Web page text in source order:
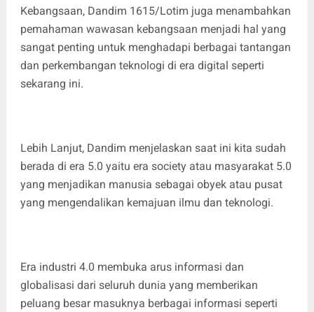
Kebangsaan, Dandim 1615/Lotim juga menambahkan
pemahaman wawasan kebangsaan menjadi hal yang
sangat penting untuk menghadapi berbagai tantangan
dan perkembangan teknologi di era digital seperti
sekarang ini.
Lebih Lanjut, Dandim menjelaskan saat ini kita sudah
berada di era 5.0 yaitu era society atau masyarakat 5.0
yang menjadikan manusia sebagai obyek atau pusat
yang mengendalikan kemajuan ilmu dan teknologi.
Era industri 4.0 membuka arus informasi dan
globalisasi dari seluruh dunia yang memberikan
peluang besar masuknya berbagai informasi seperti